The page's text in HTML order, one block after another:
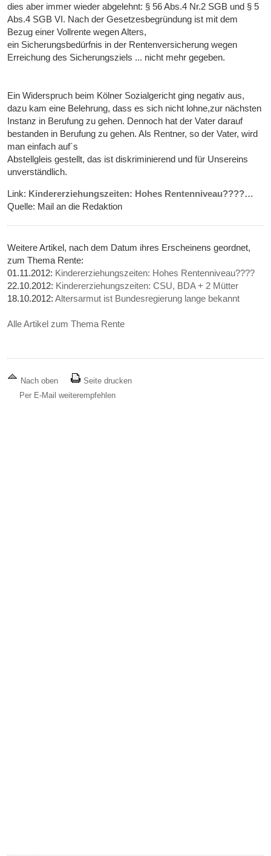
dies aber immer wieder abgelehnt: § 56 Abs.4 Nr.2 SGB und § 5
Abs.4 SGB VI. Nach der Gesetzesbegründung ist mit dem
Bezug einer Vollrente wegen Alters,
ein Sicherungsbedürfnis in der Rentenversicherung wegen
Erreichung des Sicherungsziels ... nicht mehr gegeben.
Ein Widerspruch beim Kölner Sozialgericht ging negativ aus,
dazu kam eine Belehrung, dass es sich nicht lohne,zur nächsten
Instanz in Berufung zu gehen. Dennoch hat der Vater darauf
bestanden in Berufung zu gehen. Als Rentner, so der Vater, wird
man einfach auf´s
Abstellgleis gestellt, das ist diskriminierend und für Unsereins
unverständlich.
Link: Kindererziehungszeiten: Hohes Rentenniveau????…
Quelle: Mail an die Redaktion
Weitere Artikel, nach dem Datum ihres Erscheinens geordnet,
zum Thema Rente:
01.11.2012: Kindererziehungszeiten: Hohes Rentenniveau????
22.10.2012: Kindererziehungszeiten: CSU, BDA + 2 Mütter
18.10.2012:Altersarmut ist Bundesregierung lange bekannt
Alle Artikel zum Thema Rente
Nach oben
Seite drucken
Per E-Mail weiterempfehlen